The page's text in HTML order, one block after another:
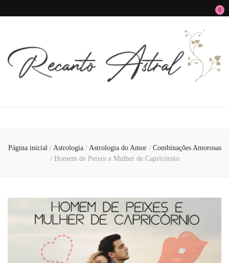
0
Página inicial / Astrologia / Astrologia do Amor / Combinações Amorosas
/ Homem de Peixes e Mulher de Capricórnio